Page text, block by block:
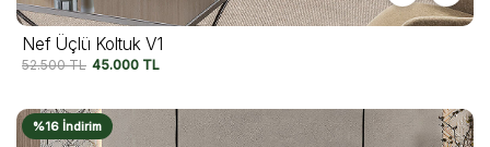
Nef Üçlü Koltuk V1
52.500TL 45.000 TL
%16 İndirim